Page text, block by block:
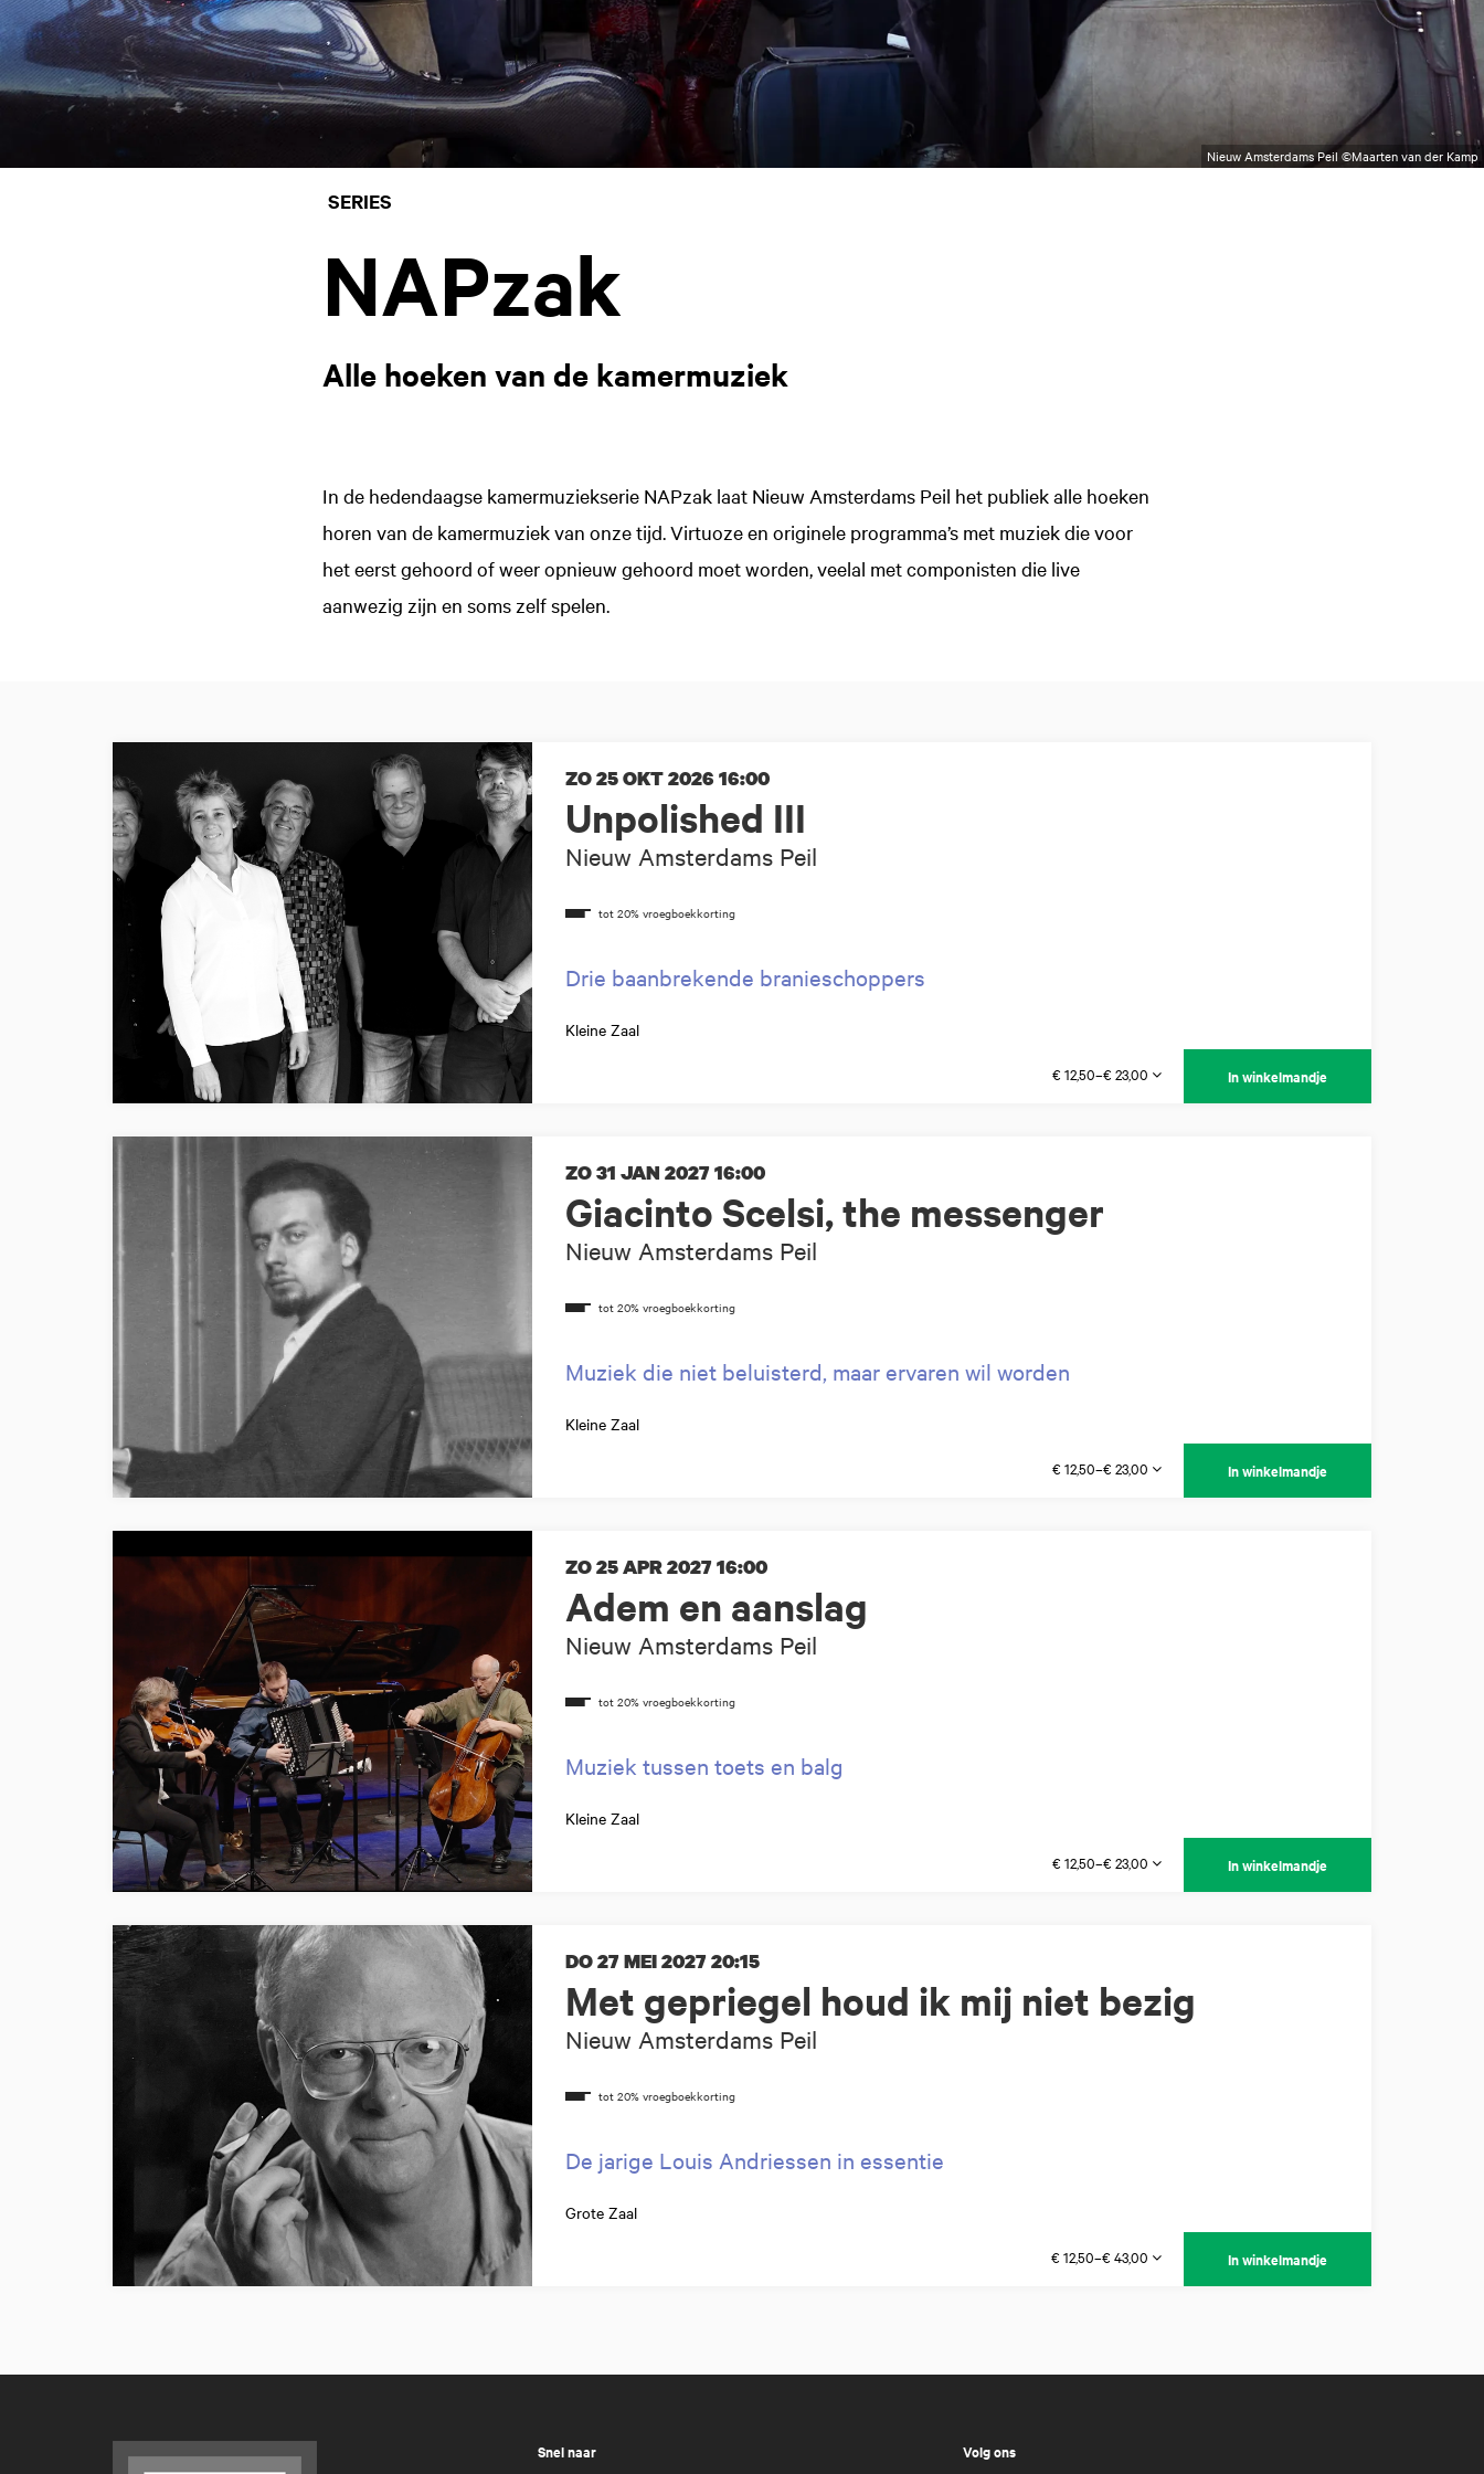
Nieuw Amsterdams Peil ©Maarten van der Kamp
SERIES
NAPzak
Alle hoeken van de kamermuziek
In de hedendaagse kamermuziekserie NAPzak laat Nieuw Amsterdams Peil het publiek alle hoeken
horen van de kamermuziek van onze tijd. Virtuoze en originele programma’s met muziek die voor
het eerst gehoord of weer opnieuw gehoord moet worden, veelal met componisten die live
aanwezig zijn en soms zelf spelen.
Unpolished III
Nieuw Amsterdams Peil
ZO 25 OKT 2026 16:00
Drie baanbrekende branieschoppers
Kleine Zaal
€ 12,50–€ 23,00 In winkelmandje
Giacinto Scelsi, the messenger
Nieuw Amsterdams Peil
ZO 31 JAN 202716:00
Muziek die niet beluisterd, maar ervaren wil worden
Kleine Zaal
€ 12,50–€ 23,00 In winkelmandje
Adem en aanslag
Nieuw Amsterdams Peil
ZO 25 APR 202716:00
Muziek tussen toets en balg
Kleine Zaal
€ 12,50–€ 23,00 In winkelmandje
Met gepriegel houd ik mij niet bezig
Nieuw Amsterdams Peil
DO 27 MEI 202720:15
De jarige Louis Andriessen in essentie
Grote Zaal
€ 12,50–€ 43,00 In winkelmandje
Snel naar Volg ons